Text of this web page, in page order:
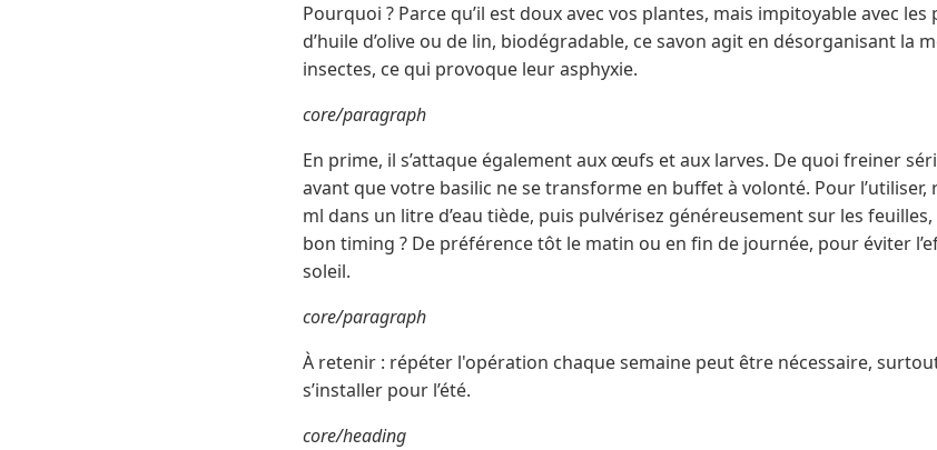
Pourquoi ? Parce qu’il est doux avec vos plantes, mais impitoyable avec
d’huile d’olive ou de lin, biodégradable, ce savon agit en désorganisant la
insectes, ce qui provoque leur asphyxie.
core/paragraph
En prime, il s’attaque également aux œufs et aux larves. De quoi freiner
avant que votre basilic ne se transforme en buffet à volonté. Pour l’utiliser,
ml dans un litre d’eau tiède, puis pulvérisez généreusement sur les
bon timing ? De préférence tôt le matin ou en fin de journée, pour éviter
soleil.
core/paragraph
À retenir : répéter l'opération chaque semaine peut être nécessaire,
s’installer pour l’été.
core/heading